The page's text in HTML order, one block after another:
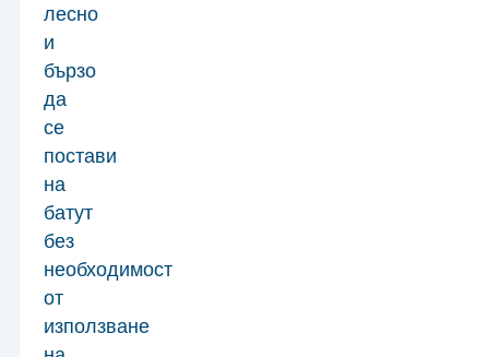
лесно
и
бързо
да
се
постави
на
батут
без
необходимост
от
използване